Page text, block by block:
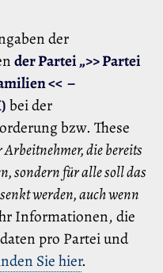
der
der Partei „>> Partei
<< –
bei der
bzw. These
die bereits
sondern für alle soll das
werden, auch wenn
Informationen, die
pro Partei und
Sie hier.